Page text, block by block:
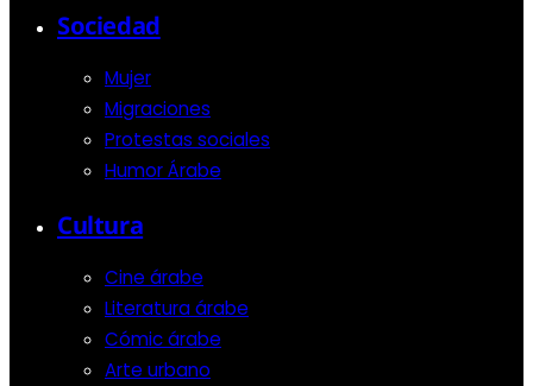
Sociedad
Mujer
Migraciones
Protestas sociales
Humor Árabe
Cultura
Cine árabe
Literatura árabe
Cómic árabe
Arte urbano